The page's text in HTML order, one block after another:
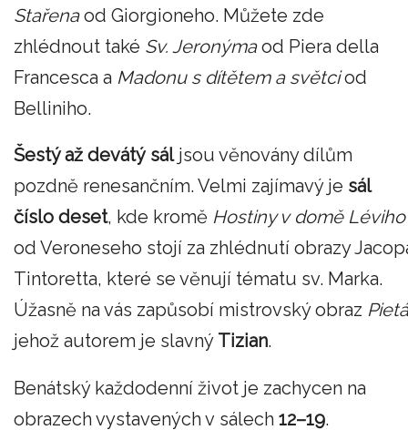
Stařenaod Giorgioneho. Můžete zde
zhlédnout také Sv. Jeronýmaod Piera della
Francesca a Madonu s dítětem a světciod
Belliniho.
Šestý až devátý sáljsou věnovány dílům
pozdně renesančním. Velmi zajímavý je sál
číslo deset, kde kromě Hostiny v domě Léviho
od Veroneseho stojí za zhlédnutí obrazy
Tintoretta, které se věnují tématu sv. Marka.
Úžasně na vás zapůsobí mistrovský obraz Pietá
jehož autorem je slavný Tizian.
Benátský každodenní život je zachycen na
obrazech vystavených v sálech 12–19.